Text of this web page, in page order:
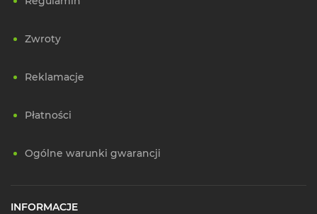
Zwroty
Reklamacje
Płatności
Ogólne warunki gwarancji
INFORMACJE